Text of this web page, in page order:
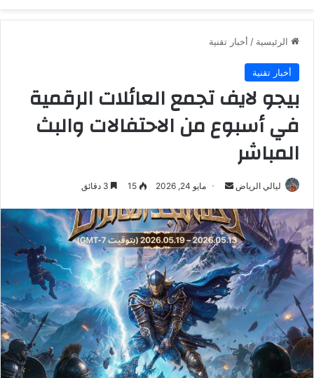
الرئيسية / أخبار تقنية
أخبار تقنية
بيجو لايف تجمع العائلات الرقمية
في أسبوع من الاحتفالات والبث
المباشر
ليالي الرياض
س
ل
ب
ر
ي
د
ا
إ
ل
ك
مايو 24, 2026 15